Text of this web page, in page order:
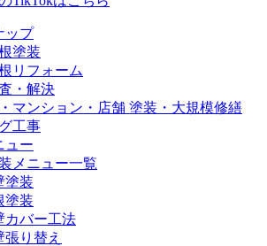
ップ
塗装
リフォーム
・解決
マンション・店舗 塗装・大規模修繕
工事
ュー
メニュー一覧
塗装
塗装
カバー工法
張り替え